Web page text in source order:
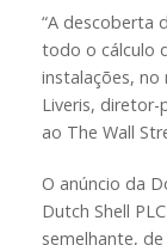
“A descoberta
todo o cálculo
instalações, no
Liveris,
ao The Wall
O anúncio da
Dutch Shell
semelhante,